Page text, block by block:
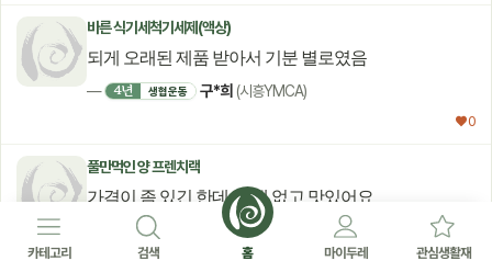
바른 식기세척기세제(액상)
되게 오래된 제품 받아서 기분 별로였음
— 4년 생협운동 구*희 (시흥YMCA)
♥ 0
풀만먹인 양 프렌치랙
가격이 좀 있긴 한데, 냄새 없고 맛있어요
20년+ 장*정(고양파주)
♥ 0
카테고리 검색 홈 마이두레 관심생활재